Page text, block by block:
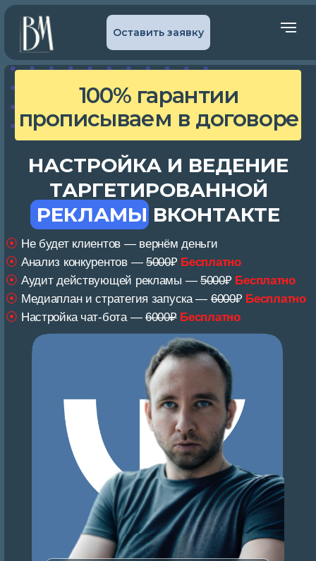
100% гарантии
прописываем в договоре
НАСТРОЙКА И ВЕДЕНИЕ
ТАРГЕТИРОВАННОЙ
РЕКЛАМЫ ВКОНТАКТЕ
Роман Белов
основатель агентства,
практикующий таргетолог
с 2013 года. Веду свой
Оставить заявку
Не будет клиентов — вернём деньги
Анализ конкурентов — 5000 ₽ Бесплатно
Аудит действующей рекламы —5000
Медиаплан и стратегия запуска — 6000 ₽Бесплатно
Настройка чат-бота — Бесплатно
До конца акции
23
часов
: 59
минут
: 35
секунд